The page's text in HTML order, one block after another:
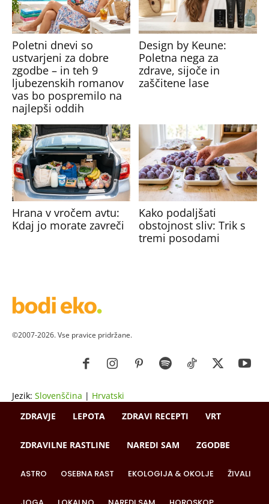
Poletni dnevi so
ustvarjeni za dobre
zgodbe – in teh 9
ljubezenskih romanov
vas bo pospremilo na
najlepši oddih
Design by Keune:
Poletna nega za
zdrave, sijoče in
zaščitene lase
Hrana v vročem avtu:
Kdaj jo morate zavreči
Kako podaljšati
obstojnost sliv: Trik s
tremi posodami
©2007-2026. Vse pravice pridržane.
Jezik: Slovenščina | Hrvatski
ZDRAVJE
LEPOTA ZDRAVI RECEPTI VRT
ZDRAVILNE RASTLINE NAREDI SAM ZGODBE
ASTRO OSEBNA RAST EKOLOGIJA & OKOLJE ŽIVALI